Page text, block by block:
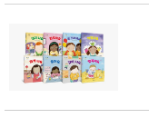
꽃배송
홍삼전
문브랜
건강보